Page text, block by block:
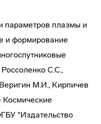
параметров плазмы и
и формирование
С.С.,
М.И., Кирпичев
"Издательство